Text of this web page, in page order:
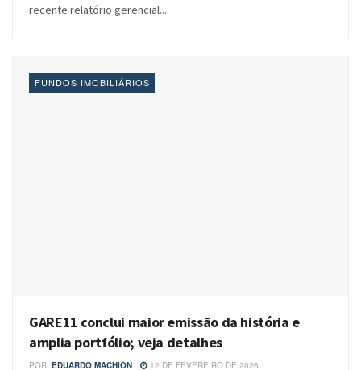
recente relatório gerencial....
FUNDOS IMOBILIÁRIOS
GARE11 conclui maior emissão da história e
amplia portfólio; veja detalhes
POR: EDUARDO MACHION 12 DE FEVEREIRO DE 2026